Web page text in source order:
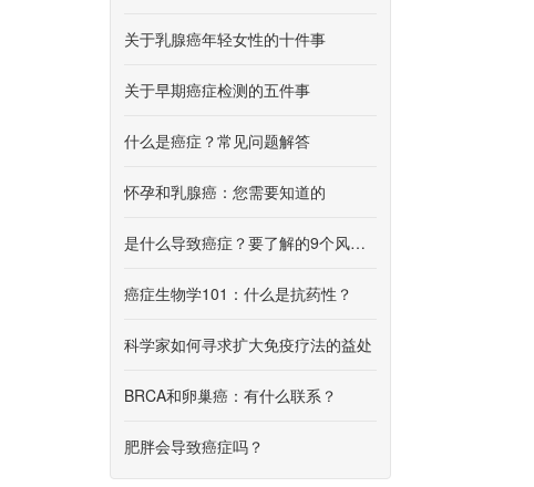
关于乳腺癌年轻女性的十件事
关于早期癌症检测的五件事
什么是癌症？常见问题解答
怀孕和乳腺癌：您需要知道的
是什么导致癌症？要了解的9个风险因素
癌症生物学101：什么是抗药性？
科学家如何寻求扩大免疫疗法的益处
BRCA和卵巢癌：有什么联系？
肥胖会导致癌症吗？